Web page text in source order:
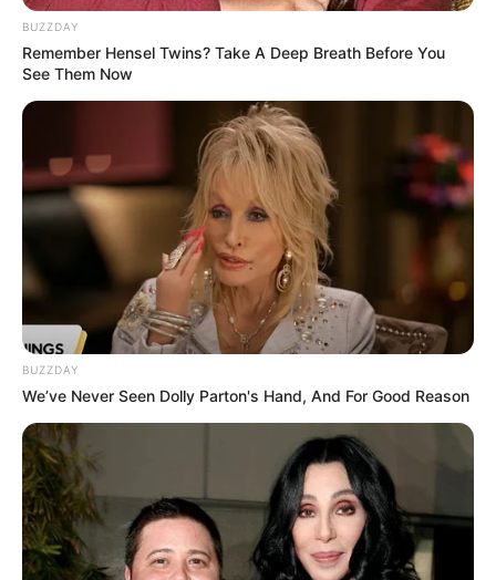
BUZZDAY
Remember Hensel Twins? Take A Deep Breath Before You
See Them Now
BUZZDAY
We’ve Never Seen Dolly Parton's Hand, And For Good Reason